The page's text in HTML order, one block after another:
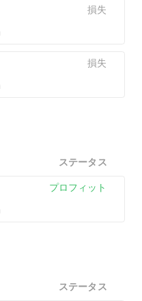
損失
損失
ステータス
プロフィット
ステータス